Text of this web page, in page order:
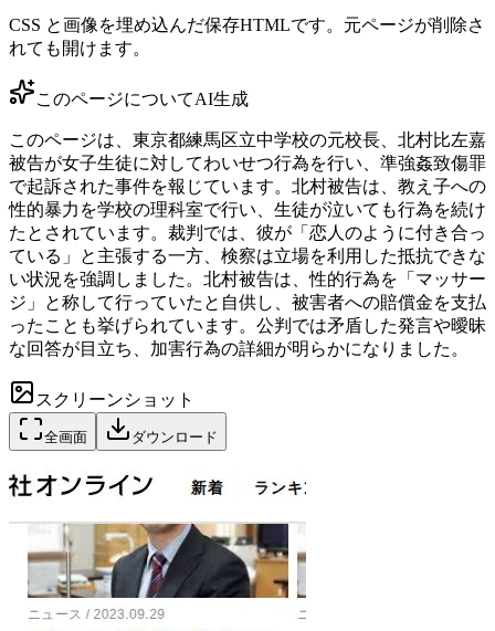
CSS と画像を埋め込んだ保存HTMLです。元ページが削除さ
れても開けます。
このページについてAI生成
このページは、東京都練馬区立中学校の元校長、北村比左嘉
被告が女子生徒に対してわいせつ行為を行い、準強姦致傷罪
で起訴された事件を報じています。北村被告は、教え子への
性的暴力を学校の理科室で行い、生徒が泣いても行為を続け
たとされています。裁判では、彼が「恋人のように付き合っ
ている」と主張する一方、検察は立場を利用した抵抗できな
い状況を強調しました。北村被告は、性的行為を「マッサー
ジ」と称して行っていたと自供し、被害者への賠償金を支払
ったことも挙げられています。公判では矛盾した発言や曖昧
な回答が目立ち、加害行為の詳細が明らかになりました。
スクリーンショット
全画面 ダウンロード